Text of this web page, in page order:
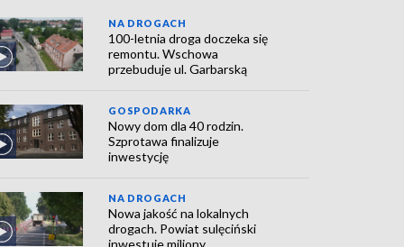
NA DROGACH
100-letnia droga doczeka się
remontu. Wschowa
przebuduje ul. Garbarską
GOSPODARKA
Nowy dom dla 40 rodzin.
Szprotawa finalizuje
inwestycję
NA DROGACH
Nowa jakość na lokalnych
drogach. Powiat sulęciński
inwestuje miliony